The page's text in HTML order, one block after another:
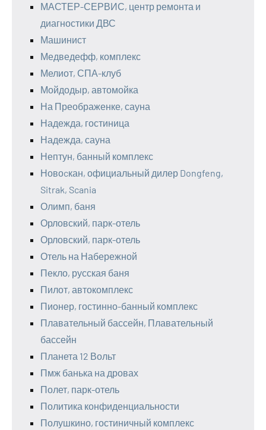
МАСТЕР-СЕРВИС, центр ремонта и
диагностики ДВС
Машинист
Медведефф, комплекс
Мелиот, СПА-клуб
Мойдодыр, автомойка
На Преображенке, сауна
Надежда, гостиница
Надежда, сауна
Нептун, банный комплекс
Новоcкан, официальный дилер Dongfeng,
Sitrak, Scania
Олимп, баня
Орловский, парк-отель
Орловский, парк-отель
Отель на Набережной
Пекло, русская баня
Пилот, автокомплекс
Пионер, гостинно-банный комплекс
Плавательный бассейн, Плавательный
бассейн
Планета 12 Вольт
Пмж банька на дровах
Полет, парк-отель
Политика конфиденциальности
Полушкино, гостиничный комплекс